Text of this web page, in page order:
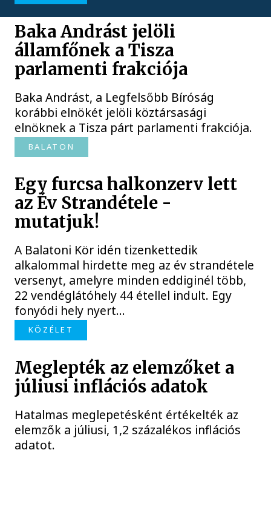
Baka Andrást jelöli
államfőnek a Tisza
parlamenti frakciója
Baka Andrást, a Legfelsőbb Bíróság
korábbi elnökét jelöli köztársasági
elnöknek a Tisza párt parlamenti frakciója.
BALATON
Egy furcsa halkonzerv lett
az Év Strandétele -
mutatjuk!
A Balatoni Kör idén tizenkettedik
alkalommal hirdette meg az év strandétele
versenyt, amelyre minden eddiginél több,
22 vendéglátóhely 44 étellel indult. Egy
fonyódi hely nyert...
KÖZÉLET
Meglepték az elemzőket a
júliusi inflációs adatok
Hatalmas meglepetésként értékelték az
elemzők a júliusi, 1,2 százalékos inflációs
adatot.